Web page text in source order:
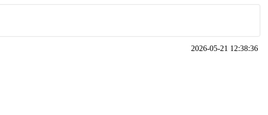
2026-05-21 12:38:36